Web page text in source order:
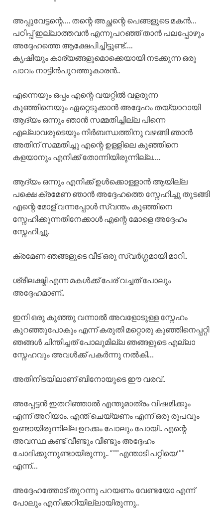
അപ്പുവേട്ടന്റെ…. തന്റെ അച്ഛന്റെ പെങ്ങളുടെ മകൻ…
പഠിപ്പ് ഇല്ലാത്തവൻ എന്നുപറഞ്ഞ് താൻ പലപ്പോഴും
അദ്ദേഹത്തെ ആക്ഷേപിച്ചിട്ടുണ്ട്….
കൃഷിയും കാര്യങ്ങളുമൊക്കെയായി നടക്കുന്ന ഒരു
പാവം നാട്ടിൻപുറത്തുകാരൻ..
എന്നെയും ഒപ്പം എന്റെ വയറ്റിൽ വളരുന്ന
കുഞ്ഞിനെയും ഏറ്റെടുക്കാൻ അദ്ദേഹം തയ്യാറായി
ആദ്യം ഒന്നും ഞാൻ സമ്മതിച്ചില്ല പിന്നെ
എല്ലാവരുടെയും നിർബന്ധത്തിനു വഴങ്ങി ഞാൻ
അതിന് സമ്മതിച്ചു എന്റെ ഉള്ളിലെ കുഞ്ഞിനെ
കളയാനും എനിക്ക് തോന്നിയിരുന്നില്ല….
ആദ്യം ഒന്നും എനിക്ക് ഉൾക്കൊള്ളാൻ ആയില്ല
പക്ഷെ ക്രമേണ ഞാൻ അദ്ദേഹത്തെ സ്നേഹിച്ചു തുടങ്ങി
എന്റെ മോള് വന്നപ്പോൾ സ്വന്തം കുഞ്ഞിനെ
സ്നേഹിക്കുന്നതിനേക്കാൾ എന്റെ മോളെ അദ്ദേഹം
സ്നേഹിച്ചു.
ക്രമേണ ഞങ്ങളുടെ വീട് ഒരു സ്വർഗ്ഗമായി മാറി..
ശ്രീലക്ഷ്മി എന്ന മകൾക്ക് പേര് വച്ചത് പോലും
അദ്ദേഹമാണ്..
ഇനി ഒരു കുഞ്ഞു വന്നാൽ അവളോടുള്ള സ്നേഹം
കുറഞ്ഞുപോകും എന്ന് കരുതി മറ്റൊരു കുഞ്ഞിനെപ്പറ്റി
ഞങ്ങൾ ചിന്തിച്ചത് പോലുമില്ല ഞങ്ങളുടെ എല്ലാ
സ്നേഹവും അവൾക്ക് പകർന്നു നൽകി…
അതിനിടയിലാണ് ബിനോയുടെ ഈ വരവ്..
അപ്പേട്ടൻ ഇതറിഞ്ഞാൽ എന്തുമാത്രം വിഷമിക്കും
എന്ന് അറിയാം. എന്ത് ചെയ്യണം എന്ന് ഒരു രൂപവും
ഉണ്ടായിരുന്നില്ല ഉറക്കം പോലും പോയി.. എന്റെ
അവസ്ഥ കണ്ട് വീണ്ടും വീണ്ടും അദ്ദേഹം
ചോദിക്കുന്നുണ്ടായിരുന്നു.. “””എന്താടി പറ്റിയെ'””
എന്ന്…
അദ്ദേഹത്തോട് തുറന്നു പറയണം വേണ്ടയോ എന്ന്
പോലും എനിക്കറിയില്ലായിരുന്നു..